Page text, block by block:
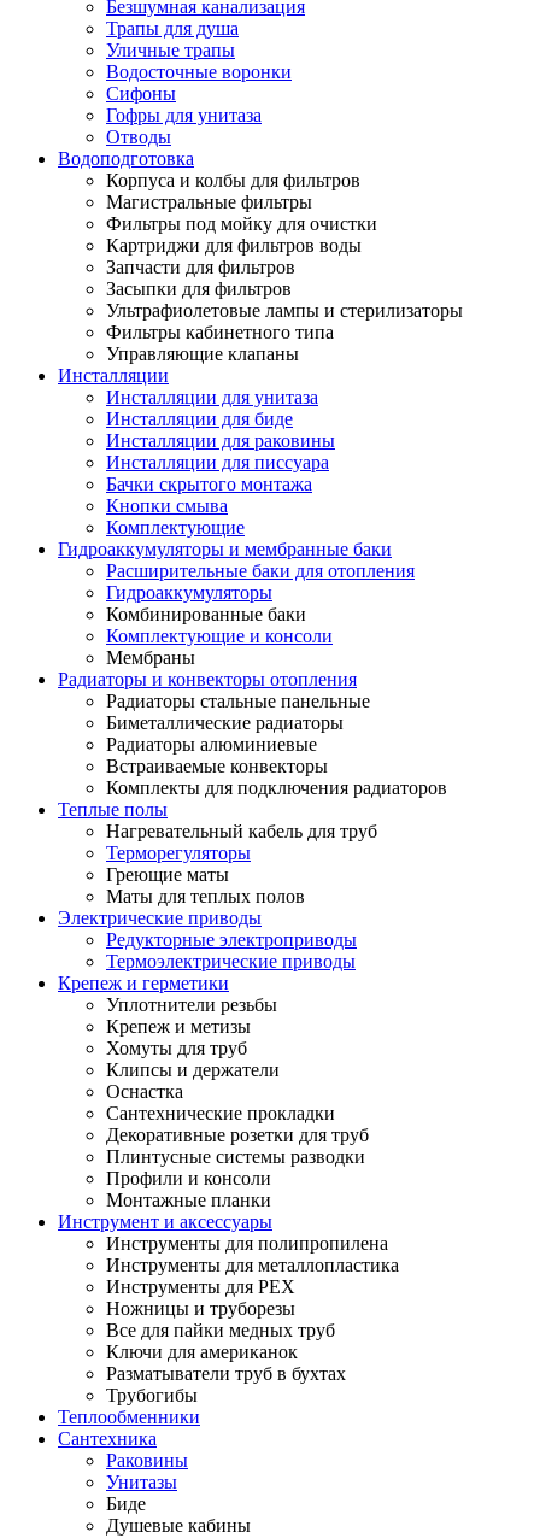
Безшумная канализация
Трапы для душа
Уличные трапы
Водосточные воронки
Сифоны
Гофры для унитаза
Отводы
Водоподготовка
Корпуса и колбы для фильтров
Магистральные фильтры
Фильтры под мойку для очистки
Картриджи для фильтров воды
Запчасти для фильтров
Засыпки для фильтров
Ультрафиолетовые лампы и стерилизаторы
Фильтры кабинетного типа
Управляющие клапаны
Инсталляции
Инсталляции для унитаза
Инсталляции для биде
Инсталляции для раковины
Инсталляции для писсуара
Бачки скрытого монтажа
Кнопки смыва
Комплектующие
Гидроаккумуляторы и мембранные баки
Расширительные баки для отопления
Гидроаккумуляторы
Комбинированные баки
Комплектующие и консоли
Мембраны
Радиаторы и конвекторы отопления
Радиаторы стальные панельные
Биметаллические радиаторы
Радиаторы алюминиевые
Встраиваемые конвекторы
Комплекты для подключения радиаторов
Теплые полы
Нагревательный кабель для труб
Терморегуляторы
Греющие маты
Маты для теплых полов
Электрические приводы
Редукторные электроприводы
Термоэлектрические приводы
Крепеж и герметики
Уплотнители резьбы
Крепеж и метизы
Хомуты для труб
Клипсы и держатели
Оснастка
Сантехнические прокладки
Декоративные розетки для труб
Плинтусные системы разводки
Профили и консоли
Монтажные планки
Инструмент и аксессуары
Инструменты для полипропилена
Инструменты для металлопластика
Инструменты для PEX
Ножницы и труборезы
Все для пайки медных труб
Ключи для американок
Разматыватели труб в бухтах
Трубогибы
Теплообменники
Сантехника
Раковины
Унитазы
Биде
Душевые кабины